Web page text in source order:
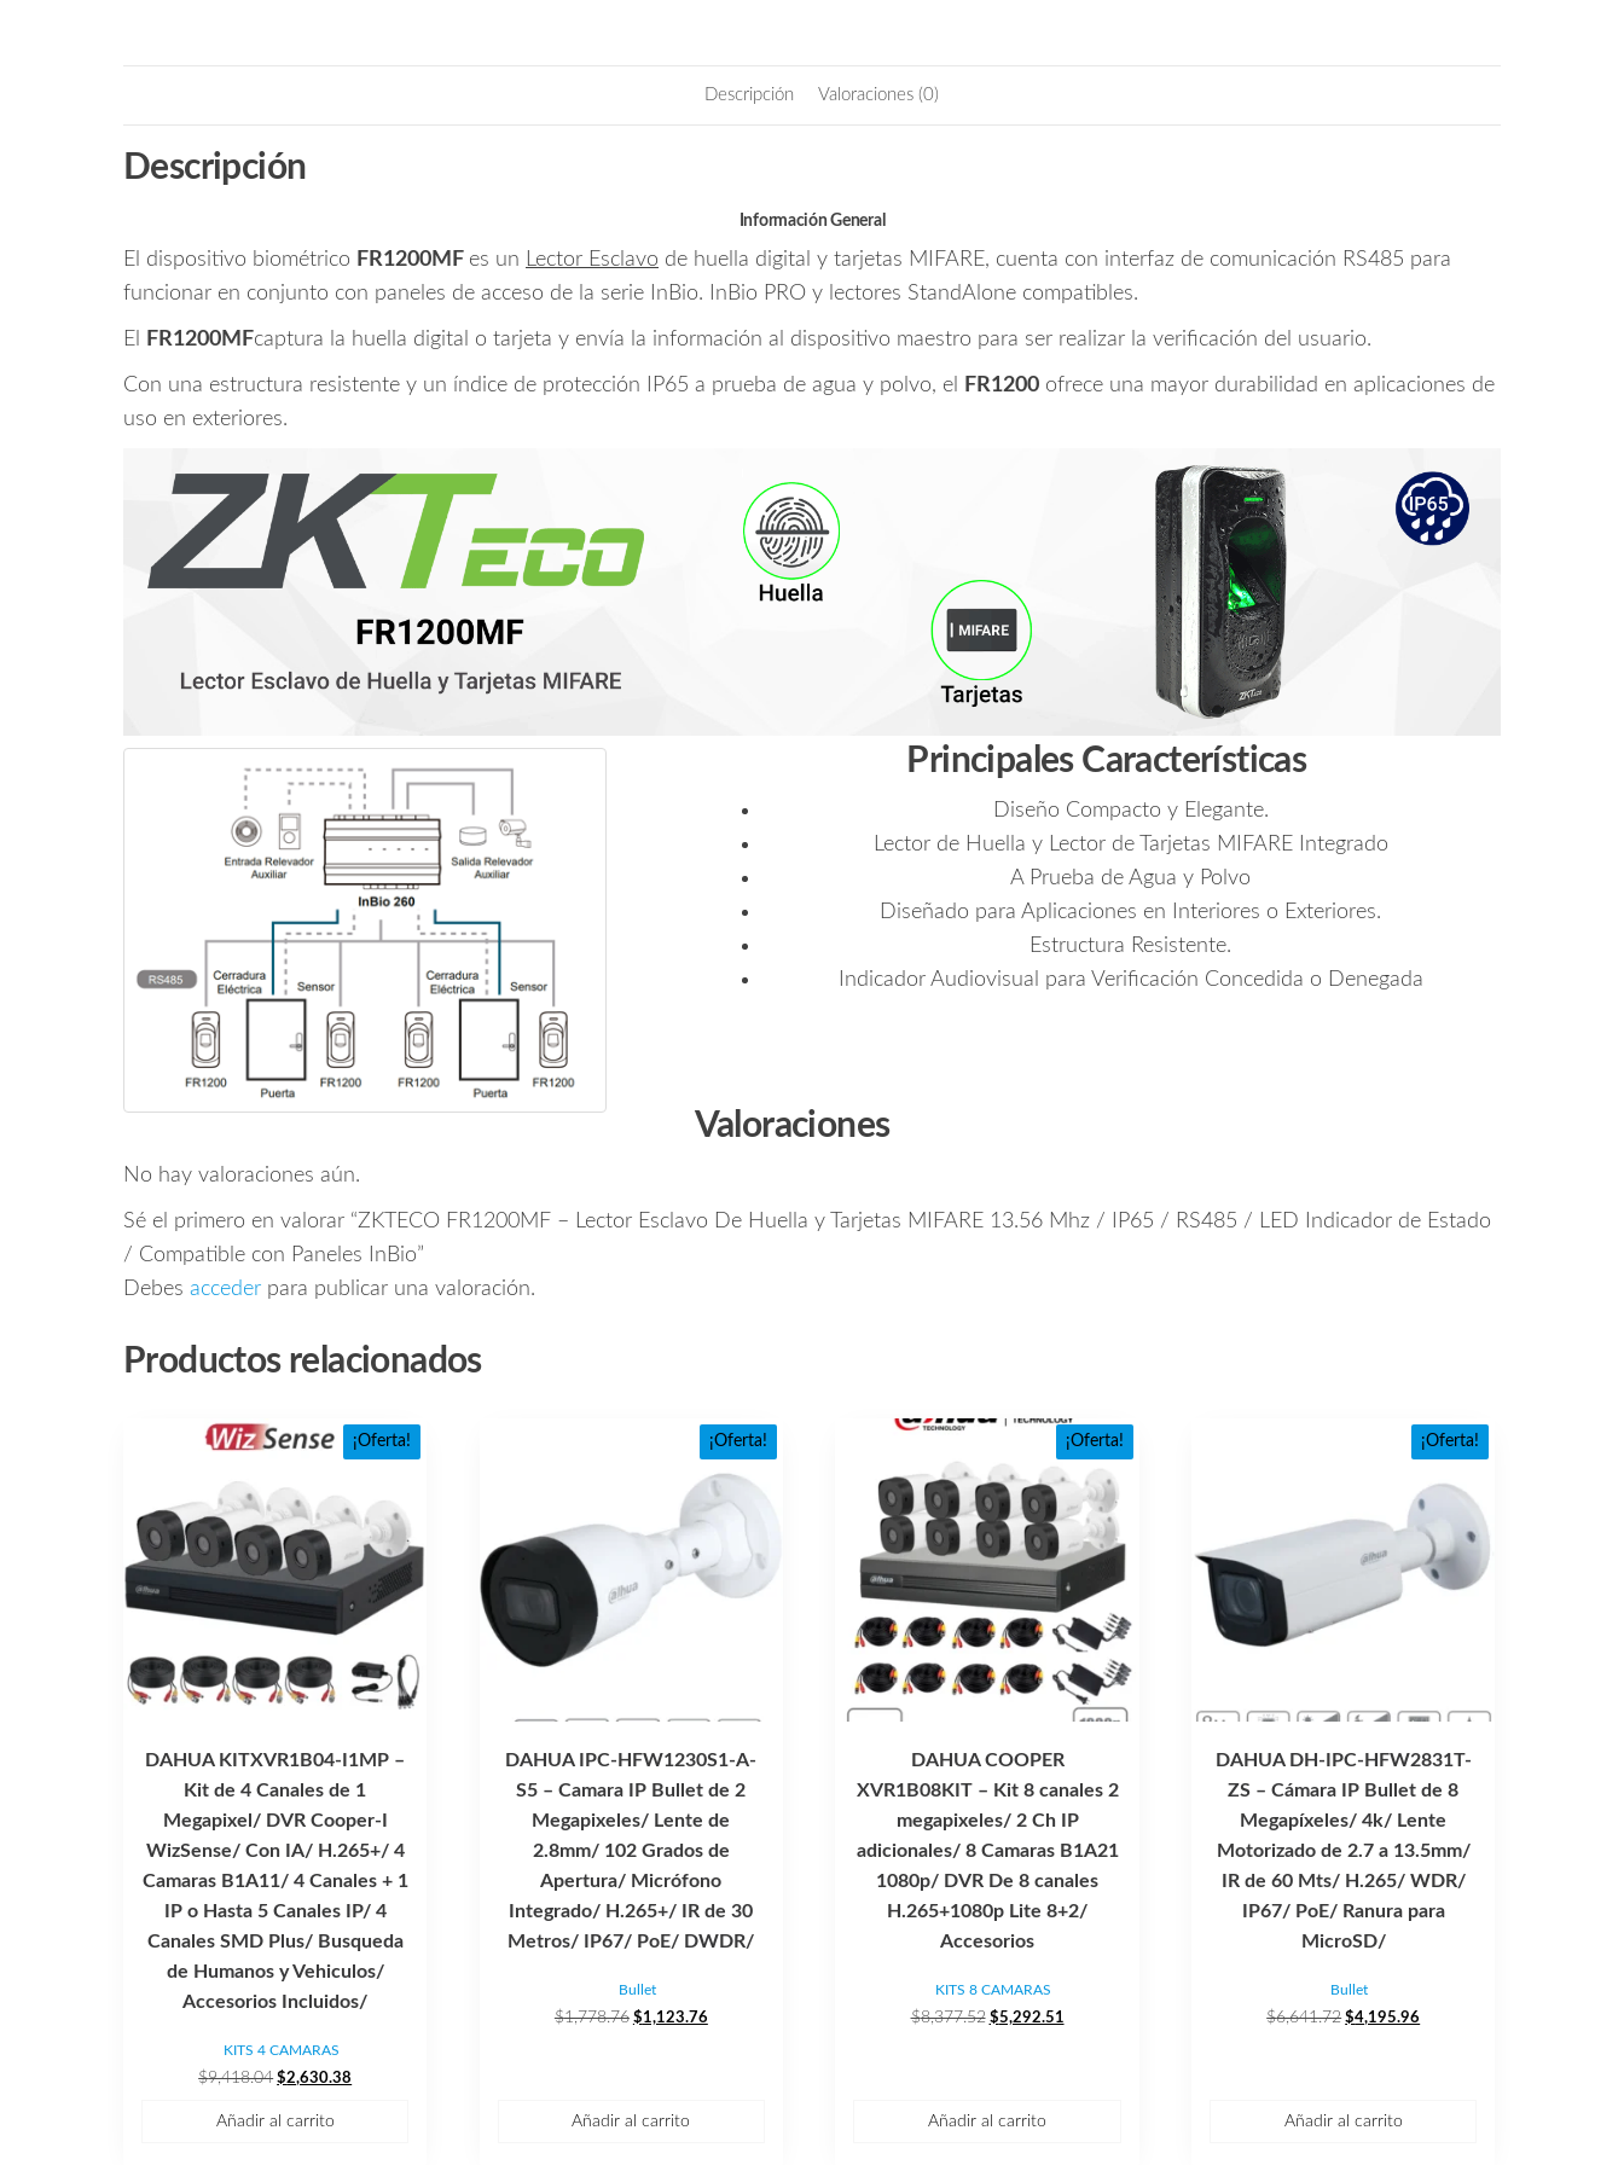
/
Estado
con
Paneles
cantidad
Descripción Valoraciones (0)
Descripción
Información General
El dispositivo biométrico FR1200MF es un Lector Esclavo de huella digital y tarjetas MIFARE, cuenta con interfaz de comunicación RS485 para
funcionar en conjunto con paneles de acceso de la serie InBio. InBio PRO y lectores StandAlone compatibles.
El FR1200MFcaptura la huella digital o tarjeta y envía la información al dispositivo maestro para ser realizar la verificación del usuario.
Con una estructura resistente y un índice de protección IP65 a prueba de agua y polvo, el FR1200 ofrece una mayor durabilidad en aplicaciones de
uso en exteriores.
Principales Características
Diseño Compacto y Elegante.
Lector de Huella y Lector de Tarjetas MIFARE Integrado
A Prueba de Agua y Polvo
Diseñado para Aplicaciones en Interiores o Exteriores.
Estructura Resistente.
Indicador Audiovisual para Verificación Concedida o Denegada
Valoraciones
No hay valoraciones aún.
Sé el primero en valorar “ZKTECO FR1200MF – Lector Esclavo De Huella y Tarjetas MIFARE 13.56 Mhz / IP65 / RS485 / LED Indicador de Estado
/ Compatible con Paneles InBio”
Debes acceder para publicar una valoración.
Productos relacionados
¡Oferta!
DAHUA KITXVR1B04-I1MP –
Kit de 4 Canales de 1
Megapixel/ DVR Cooper-I
WizSense/ Con IA/ H.265+/ 4
Camaras B1A11/ 4 Canales + 1
IP o Hasta 5 Canales IP/ 4
Canales SMD Plus/ Busqueda
de Humanos y Vehiculos/
Accesorios Incluidos/
KITS 4 CAMARAS
$9,418.04 El
original
$2,630.38
Añadir al carrito
¡Oferta!
DAHUA IPC-HFW1230S1-A-
S5 – Camara IP Bullet de 2
Megapixeles/ Lente de
2.8mm/ 102 Grados de
Apertura/ Micrófono
Integrado/ H.265+/ IR de 30
Metros/ IP67/ PoE/ DWDR/
Bullet
$1,778.76 El
$1,778.76.
$1,123.76El
Añadir al carrito
¡Oferta!
DAHUA COOPER
XVR1B08KIT – Kit 8 canales 2
megapixeles/ 2 Ch IP
adicionales/ 8 Camaras B1A21
1080p/ DVR De 8 canales
H.265+1080p Lite 8+2/
Accesorios
KITS 8 CAMARAS
$8,377.52 El
$8,377.52.
$5,292.51
Añadir al carrito
¡Oferta!
DAHUA DH-IPC-HFW2831T-
ZS – Cámara IP Bullet de 8
Megapíxeles/ 4k/ Lente
Motorizado de 2.7 a 13.5mm/
IR de 60 Mts/ H.265/ WDR/
IP67/ PoE/ Ranura para
MicroSD/
Bullet
$6,641.72 El
$6,641.72.
$4,195.96
Añadir al carrito